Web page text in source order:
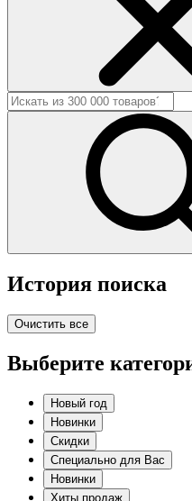
История поиска
Очистить все
Выберите
Новый год
Новинки
Скидки
Специально для Вас
Новинки
Хиты продаж